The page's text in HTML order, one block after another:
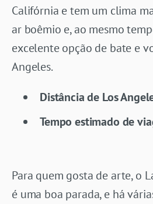
Califórnia e tem um clima
ar boêmio e, ao mesmo
excelente opção de bate e
Angeles.
Distância de Los
Tempo estimado de
Para quem gosta de arte, o
é uma boa parada, e há